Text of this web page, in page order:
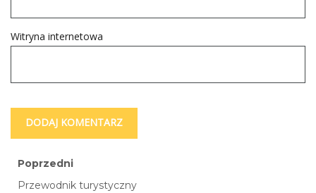
Witryna internetowa
Poprzedni
Przewodnik turystyczny